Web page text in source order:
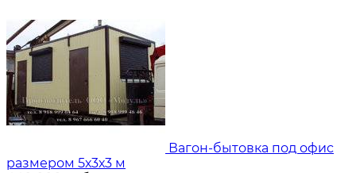
Вагон-бытовка под офис
размером 5х3х3 м